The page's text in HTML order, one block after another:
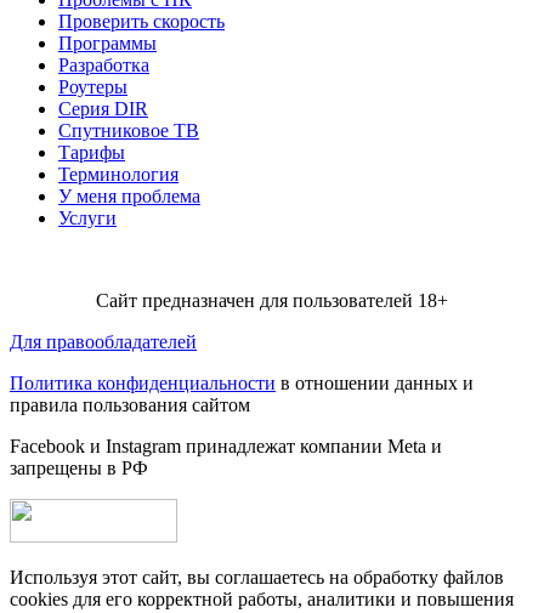
Проверить скорость
Программы
Разработка
Роутеры
Серия DIR
Спутниковое ТВ
Тарифы
Терминология
У меня проблема
Услуги
Сайт предназначен для пользователей 18+
Для правообладателей
Политика конфиденциальности в отношении данных и
правила пользования сайтом
Facebook и Instagram принадлежат компании Metа и
запрещены в РФ
Используя этот сайт, вы соглашаетесь на обработку файлов
cookies для его корректной работы, аналитики и повышения